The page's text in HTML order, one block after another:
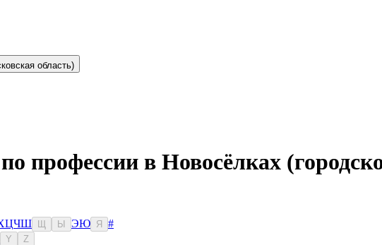
область)
профессии в Новосёлках
ЦЧШ Ы ЭЮ Я
#
Y Z